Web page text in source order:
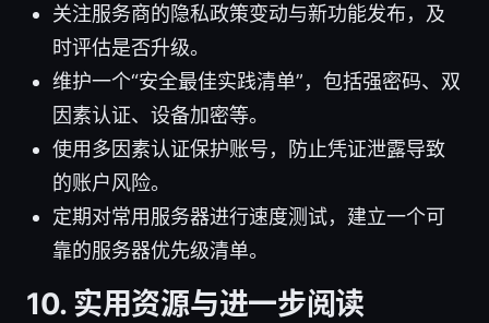
关注服务商的隐私政策变动与新功能发布，及
时评估是否升级。
维护一个“安全最佳实践清单”，包括强密码、双
因素认证、设备加密等。
使用多因素认证保护账号，防止凭证泄露导致
的账户风险。
定期对常用服务器进行速度测试，建立一个可
靠的服务器优先级清单。
10. 实用资源与进一步阅读